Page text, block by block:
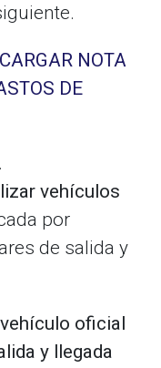
NOTA
DE
vehículos
por
de salida y
oficial
y llegada